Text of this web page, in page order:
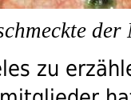
der
zu